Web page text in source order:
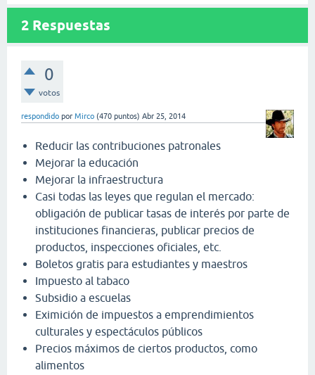
2 Respuestas
0
votos
respondido por Mirco (470 puntos) Abr 25, 2014
Reducir las contribuciones patronales
Mejorar la educación
Mejorar la infraestructura
Casi todas las leyes que regulan el mercado:
obligación de publicar tasas de interés por parte de
instituciones financieras, publicar precios de
productos, inspecciones oficiales, etc.
Boletos gratis para estudiantes y maestros
Impuesto al tabaco
Subsidio a escuelas
Eximición de impuestos a emprendimientos
culturales y espectáculos públicos
Precios máximos de ciertos productos, como
alimentos